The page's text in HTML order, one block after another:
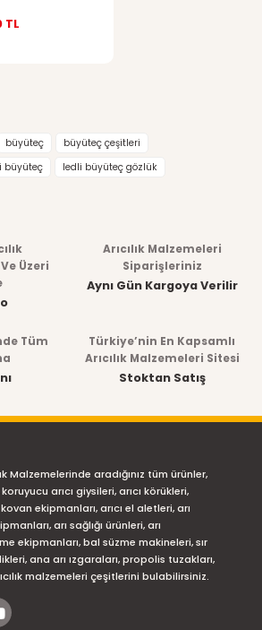
TL
büyüteç
büyüteç çeşitleri
büyüteç
ledli büyüteç gözlük
Üzeri
Arıcılık Malzemeleri
Siparişleriniz
Aynı Gün Kargoya Verilir
Tüm
Türkiye’nin En Kapsamlı
Arıcılık Malzemeleri Sitesi
Stoktan Satış
Malzemelerinde aradığınız tüm ürünler,
arıcı giysileri, arıcı körükleri,
ekipmanları, arıcı el aletleri, arı
arı sağlığı ürünleri, arı
ekipmanları, bal süzme makineleri, sır
ana arı ızgaraları, propolis tuzakları,
malzemeleri çeşitlerini bulabilirsiniz.